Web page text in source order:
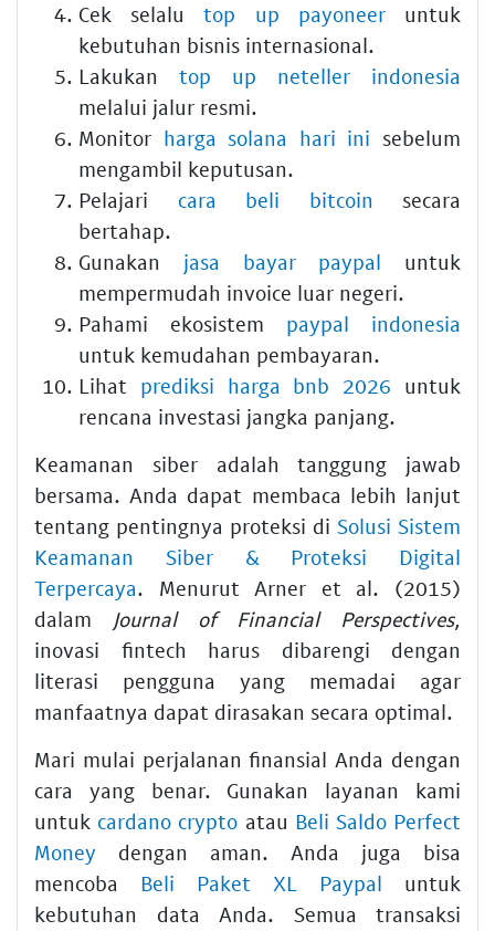
Cek selalutop up payoneeruntuk
kebutuhan bisnis internasional.
Lakukan top up neteller indonesia
melalui jalur resmi.
Monitor harga solana hari ini sebelum
mengambil keputusan.
Pelajari cara beli bitcoin secara
bertahap.
Gunakan jasa bayar paypal untuk
mempermudah invoice luar negeri.
Pahami ekosistem paypal indonesia
untuk kemudahan pembayaran.
Lihat prediksi harga bnb 2026 untuk
rencana investasi jangka panjang.
Keamanan siber adalah tanggung jawab
bersama. Anda dapat membaca lebih lanjut
tentang pentingnya proteksi di Solusi Sistem
Keamanan Siber & Proteksi Digital
Terpercaya. Menurut Arner et al. (2015)
dalam Journal of Financial Perspectives,
inovasi fintech harus dibarengi dengan
literasi pengguna yang memadai agar
manfaatnya dapat dirasakan secara optimal.
Mari mulai perjalanan finansial Anda dengan
cara yang benar. Gunakan layanan kami
untuk cardano crypto atau Beli Saldo Perfect
Money dengan aman. Anda juga bisa
mencoba Beli Paket XL Paypal untuk
kebutuhan data Anda. Semua transaksi